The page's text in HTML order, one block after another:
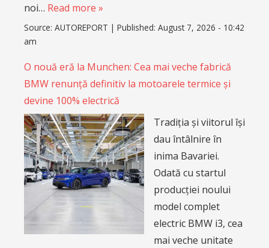
noi… Read more »
Source: AUTOREPORT | Published: August 7, 2026 - 10:42
am
O nouă eră la Munchen: Cea mai veche fabrică
BMW renunță definitiv la motoarele termice și
devine 100% electrică
Tradiția și viitorul își
dau întâlnire în
inima Bavariei.
Odată cu startul
producției noului
model complet
electric BMW i3, cea
mai veche unitate